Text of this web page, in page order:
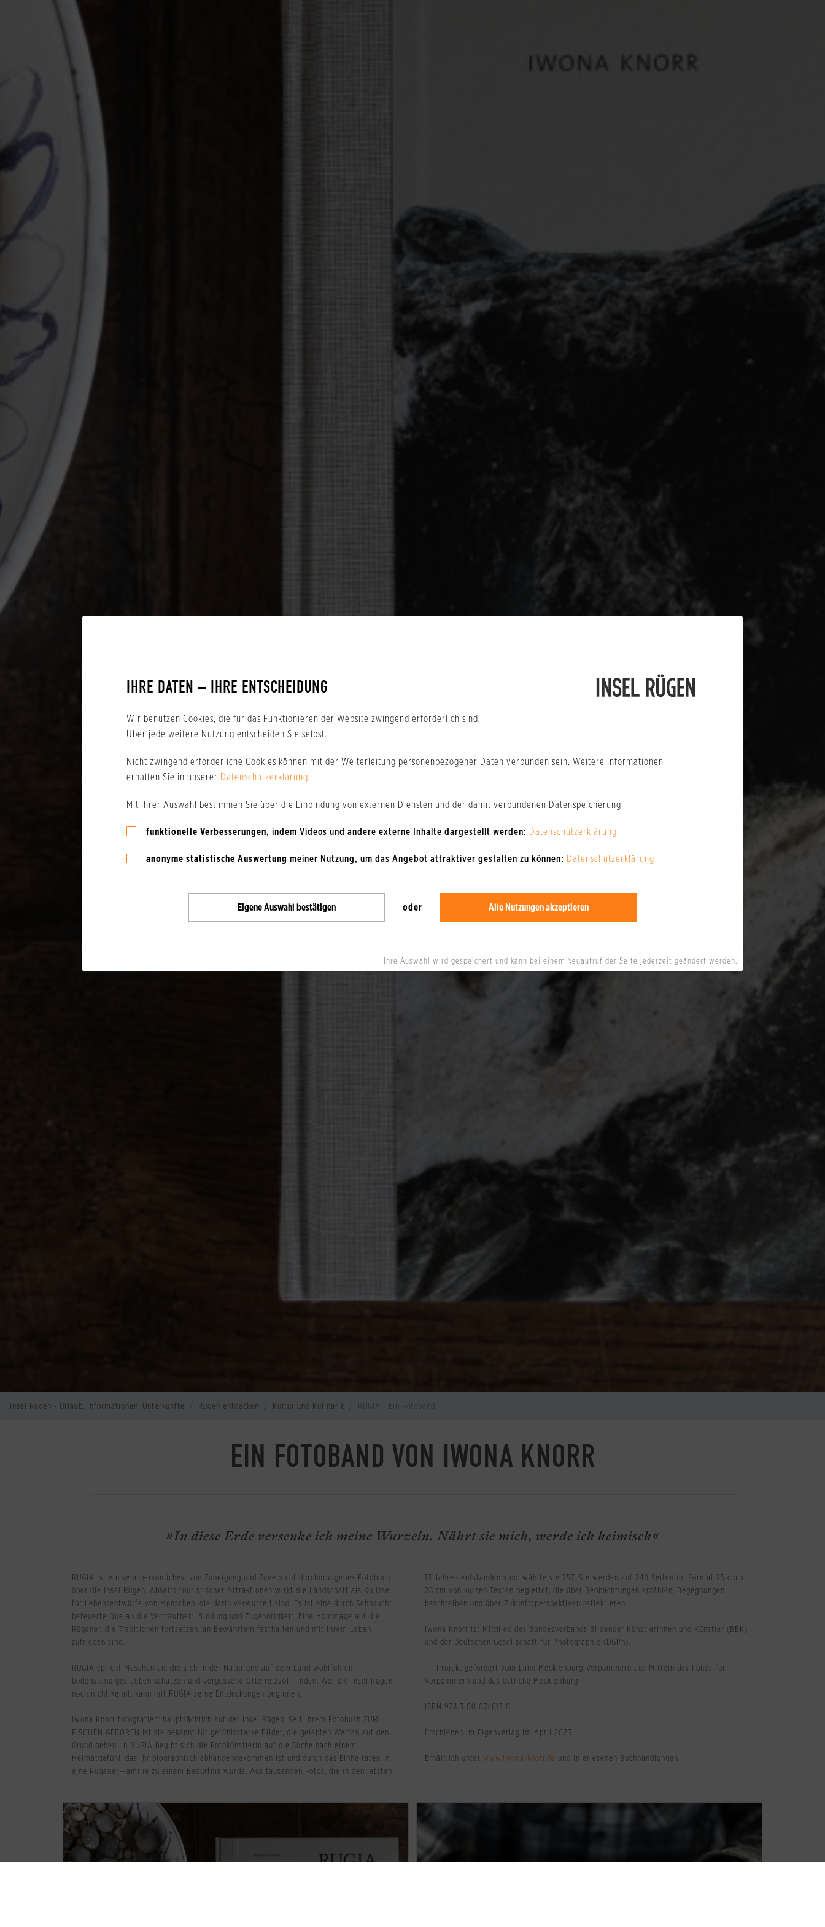
Insel Rügen - Urlaub, Informationen, Unterkünfte Rügen entdecken Kultur und Kulinarik RUGIA - Ein Fotoband
EIN FOTOBAND VON IWONA KNORR
»In diese Erde versenke ich meine Wurzeln. Nährt sie mich, werde ich heimisch«
RUGIA ist ein sehr persönliches, von Zuneigung und Zuversicht durchdrungenes Fotobuch
über die Insel Rügen. Abseits touristischer Attraktionen wirkt die Landschaft als Kulisse
für Lebensentwürfe von Menschen, die darin verwurzelt sind. Es ist eine durch Sehnsucht
befeuerte Ode an die Vertrautheit, Bindung und Zugehörigkeit. Eine Hommage auf die
Rüganer, die Traditionen fortsetzen, an Bewährtem festhalten und mit ihrem Leben
zufrieden sind.
RUGIA spricht Meschen an, die sich in der Natur und auf dem Land wohlfühlen,
bodenständiges Leben schätzen und vergessene Orte reizvoll finden. Wer die Insel Rügen
noch nicht kennt, kann mit RUGIA seine Entdeckungen beginnen.
Iwona Knorr fotografiert hauptsächlich auf der Insel Rügen. Seit ihrem Fotobuch ZUM
FISCHEN GEBOREN ist sie bekannt für gefühlsstarke Bilder, die gelebten Werten auf den
Grund gehen. In RUGIA begibt sich die Fotokünstlerin auf die Suche nach einem
Heimatgefühl, das ihr biographisch abhandengekommen ist und durch das Einheiraten in
eine Rüganer-Familie zu einem Bedürfnis wurde. Aus tausenden Fotos, die in den letzten
13 Jahren entstanden sind, wählte sie 257. Sie werden auf 240 Seiten im Format 25 cm x
28 cm von kurzen Texten begleitet, die über Beobachtungen erzählen, Begegnungen
beschreiben und über Zukunftsperspektiven reflektieren.
Iwona Knorr ist Mitglied des Bundesverbands Bildender Künstlerinnen und Künstler (BBK)
und der Deutschen Gesellschaft für Photographie (DGPh).
--- Projekt gefördert vom Land Mecklenburg-Vorpommern aus Mitteln des Fonds für
Vorpommern und das östliche Mecklenburg ---
ISBN 978 3 00 074613 0
Erschienen im Eigenverlag im April 2023
Erhältlich unter www.iwona-knorr.de und in erlesenen Buchhandlungen
IHRE DATEN – IHRE ENTSCHEIDUNG
Wir benutzen Cookies, die für das Funktionieren der Website zwingend erforderlich sind.
Über jede weitere Nutzung entscheiden Sie selbst.
Nicht zwingend erforderliche Cookies können mit der Weiterleitung personenbezogener Daten verbunden sein. Weitere Informationen
erhalten Sie in unserer Datenschutzerklärung
Mit Ihrer Auswahl bestimmen Sie über die Einbindung von externen Diensten und der damit verbundenen Datenspeicherung:
funktionelle Verbesserungen, indem Videos und andere externe Inhalte dargestellt werden: Datenschutzerklärung
anonyme statistische Auswertung meiner Nutzung, um das Angebot attraktiver gestalten zu können: Datenschutzerklärung
EigeneAuswahl bestätigen oder Alle Nutzungen akzeptieren
Ihre Auswahl wird gespeichert und kann bei einem Neuaufruf der Seite jederzeit geändert werden.